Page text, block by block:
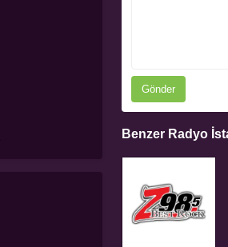
Gönder
Benzer Radyo